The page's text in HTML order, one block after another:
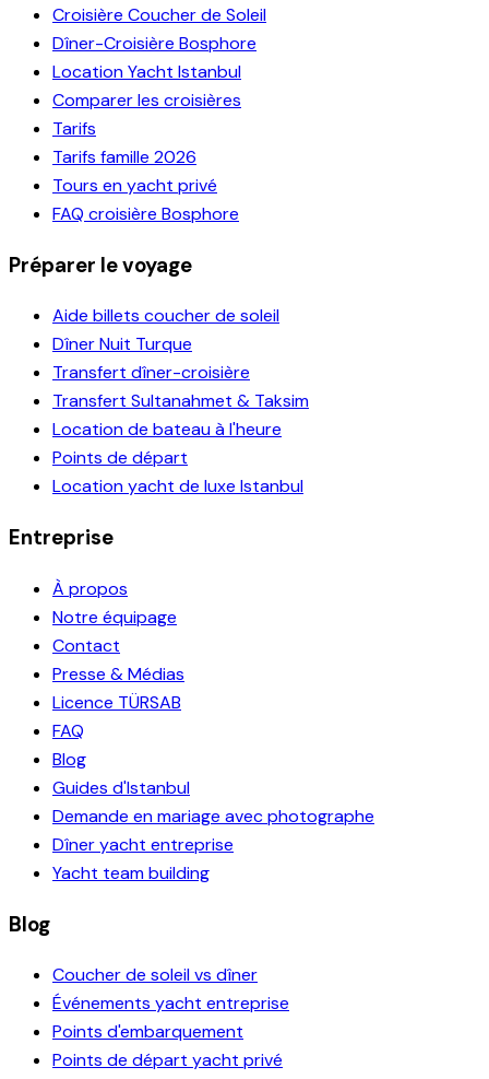
Croisière Coucher de Soleil
Dîner-Croisière Bosphore
Location Yacht Istanbul
Comparer les croisières
Tarifs
Tarifs famille 2026
Tours en yacht privé
FAQ croisière Bosphore
Préparer le voyage
Aide billets coucher de soleil
Dîner Nuit Turque
Transfert dîner-croisière
Transfert Sultanahmet & Taksim
Location de bateau à l'heure
Points de départ
Location yacht de luxe Istanbul
Entreprise
À propos
Notre équipage
Contact
Presse & Médias
Licence TÜRSAB
FAQ
Blog
Guides d'Istanbul
Demande en mariage avec photographe
Dîner yacht entreprise
Yacht team building
Blog
Coucher de soleil vs dîner
Événements yacht entreprise
Points d'embarquement
Points de départ yacht privé